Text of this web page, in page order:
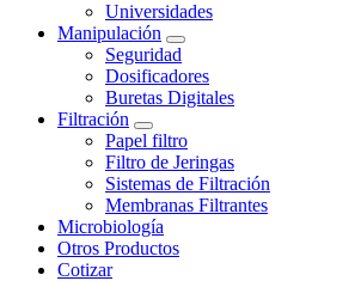
Universidades
Manipulación
Seguridad
Dosificadores
Buretas Digitales
Filtración
Papel filtro
Filtro de Jeringas
Sistemas de Filtración
Membranas Filtrantes
Microbiología
Otros Productos
Cotizar